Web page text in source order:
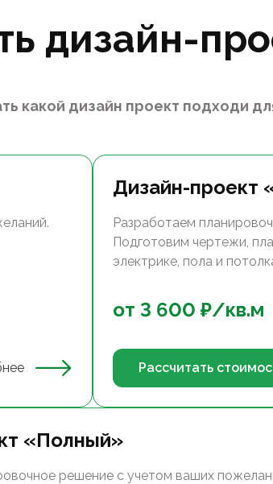
дизайн-
какой дизайн проект подходи
Дизайн-проект
Разработаем
Подготовим чертежи,
электрике, пола и
от 3 600 ₽/кв.м
Рассчитать
«Полный»
решение с учетом ваших